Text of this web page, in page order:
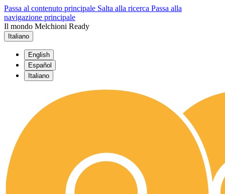
Passa al contenuto principale Salta alla ricerca Passa alla
navigazione principale
Il mondo Melchioni Ready
Italiano
English
Español
Italiano